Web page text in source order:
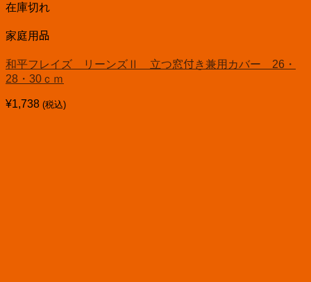
在庫切れ
家庭用品
和平フレイズ リーンズⅡ 立つ窓付き兼用カバー 26・
28・30ｃｍ
¥1,738 (税込)